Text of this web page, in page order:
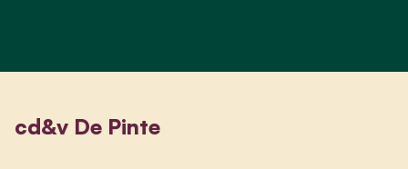
cd&v De Pinte